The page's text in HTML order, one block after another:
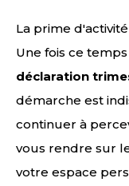
La prime
Une fois ce
déclaration
démarche est
continuer à
vous rendre sur
votre espace